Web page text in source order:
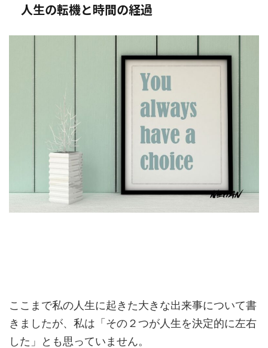
人生の転機と時間の経過
ここまで私の人生に起きた大きな出来事について書
きましたが、私は「その２つが人生を決定的に左右
した」とも思っていません。